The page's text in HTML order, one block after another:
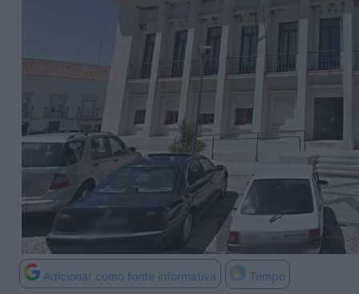
Adicionar como fonte informativa Tempo